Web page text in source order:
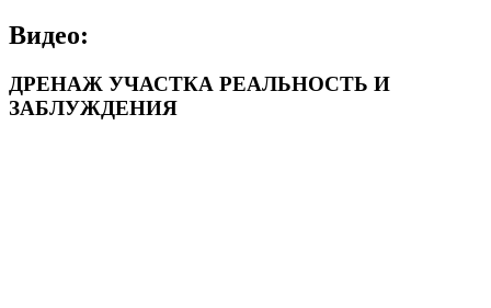
Видео:
ДРЕНАЖ УЧАСТКА РЕАЛЬНОСТЬ И
ЗАБЛУЖДЕНИЯ